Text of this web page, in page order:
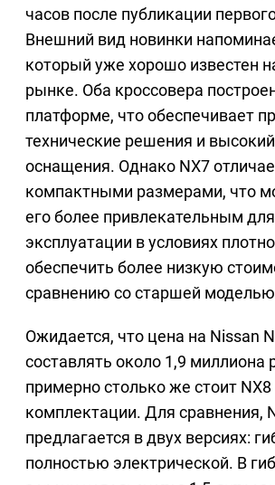
часов после публикации
Внешний вид новинки
который уже хорошо известен
рынке. Оба кроссовера
платформе, что обеспечивает
технические решения и
оснащения. Однако NX7
компактными размерами, что
его более привлекательным для
эксплуатации в условиях
обеспечить более низкую
сравнению со старшей
Ожидается, что цена на Nissan
составлять около 1,9 миллиона
примерно столько же стоит NX8
комплектации. Для сравнения,
предлагается в двух версиях:
полностью электрической. В